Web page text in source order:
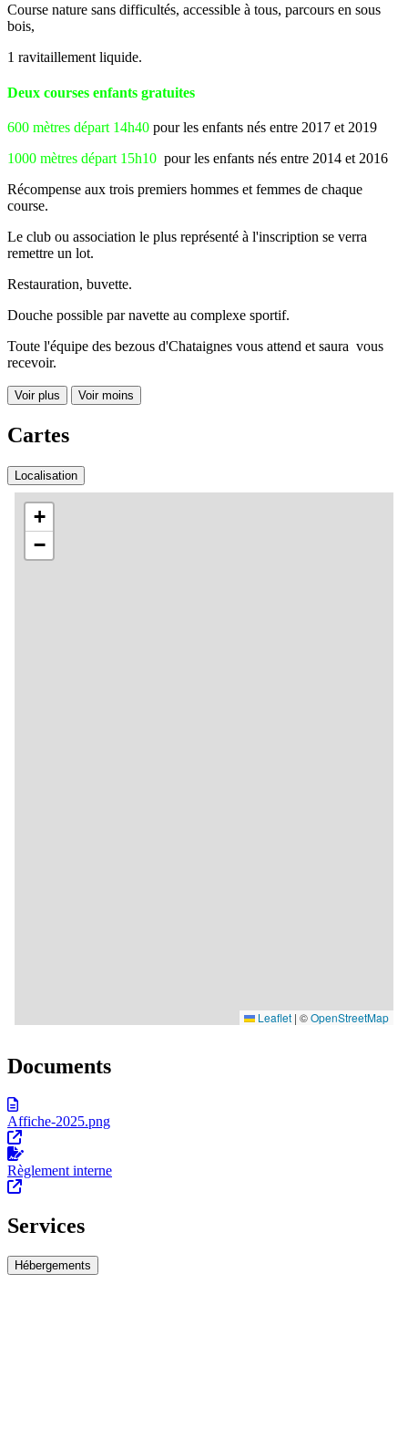
Course nature sans difficultés, accessible à tous, parcours en sous
bois,
1 ravitaillement liquide.
Deux courses enfants gratuites
600 mètres départ 14h40 pour les enfants nés entre 2017 et 2019
1000 mètres départ 15h10 pour les enfants nés entre 2014 et 2016
Récompense aux trois premiers hommes et femmes de chaque
course.
Le club ou association le plus représenté à l'inscription se verra
remettre un lot.
Restauration, buvette.
Douche possible par navette au complexe sportif.
Toute l'équipe des bezous d'Chataignes vous attend et saura vous
recevoir.
Voir plus Voir moins
Cartes
Localisation
Documents
Affiche-2025.png
Règlement interne
Services
Hébergements